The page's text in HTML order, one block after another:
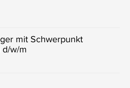
mit Schwerpunkt
d/w/m